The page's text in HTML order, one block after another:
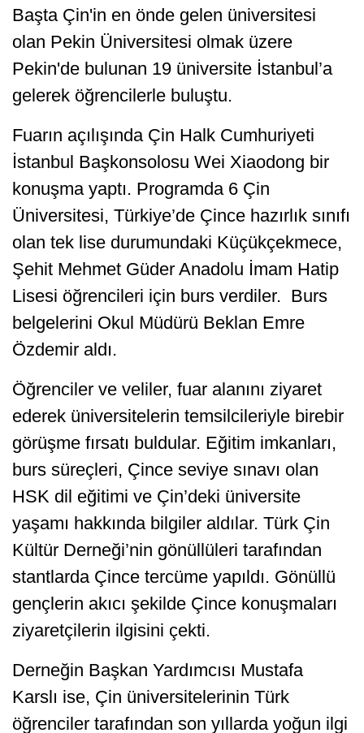
Başta Çin'in en önde gelen üniversitesi
olan Pekin Üniversitesi olmak üzere
Pekin'de bulunan 19 üniversite İstanbul’a
gelerek öğrencilerle buluştu.
Fuarın açılışında Çin Halk Cumhuriyeti
İstanbul Başkonsolosu Wei Xiaodong bir
konuşma yaptı. Programda 6 Çin
Üniversitesi, Türkiye’de Çince hazırlık sınıfı
olan tek lise durumundaki Küçükçekmece,
Şehit Mehmet Güder Anadolu İmam Hatip
Lisesi öğrencileri için burs verdiler. Burs
belgelerini Okul Müdürü Beklan Emre
Özdemir aldı.
Öğrenciler ve veliler, fuar alanını ziyaret
ederek üniversitelerin temsilcileriyle birebir
görüşme fırsatı buldular. Eğitim imkanları,
burs süreçleri, Çince seviye sınavı olan
HSK dil eğitimi ve Çin’deki üniversite
yaşamı hakkında bilgiler aldılar. Türk Çin
Kültür Derneği’nin gönüllüleri tarafından
stantlarda Çince tercüme yapıldı. Gönüllü
gençlerin akıcı şekilde Çince konuşmaları
ziyaretçilerin ilgisini çekti.
Derneğin Başkan Yardımcısı Mustafa
Karslı ise, Çin üniversitelerinin Türk
öğrenciler tarafından son yıllarda yoğun ilgi